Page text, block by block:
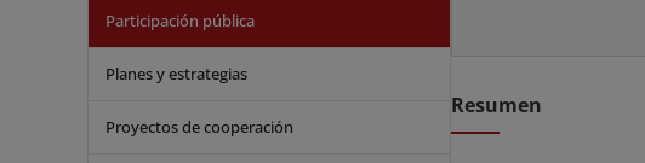
Participación pública
Planes y estrategias
Proyectos de cooperación
Resumen